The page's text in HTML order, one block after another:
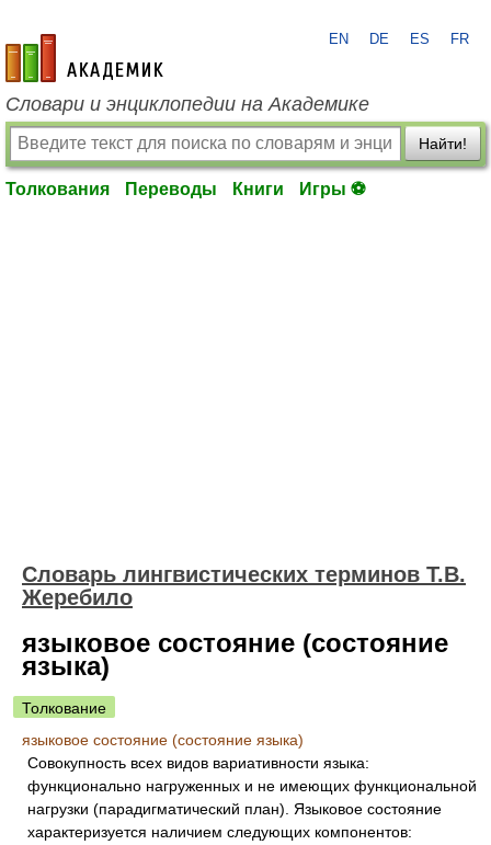
academic.ru
EN DE ES FR
Словари и энциклопедии на Академике
Найти!
Толкования Переводы Книги Игры ⚽
Словарь лингвистических терминов Т.В.
Жеребило
языковое состояние (состояние
языка)
Толкование
языковое состояние (состояние языка)
Совокупность всех видов вариативности языка:
функционально нагруженных и не имеющих функциональной
нагрузки (парадигматический план). Языковое состояние
характеризуется наличием следующих компонентов: